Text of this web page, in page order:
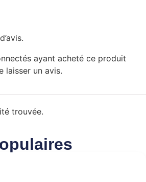
ayant acheté ce produit
laisser un avis.
trouvée.